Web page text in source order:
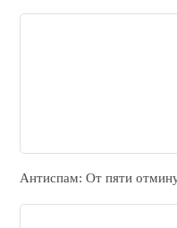
Антиспам: От пяти